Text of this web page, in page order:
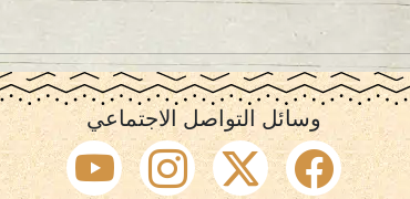
وسائل التواصل الاجتماعي